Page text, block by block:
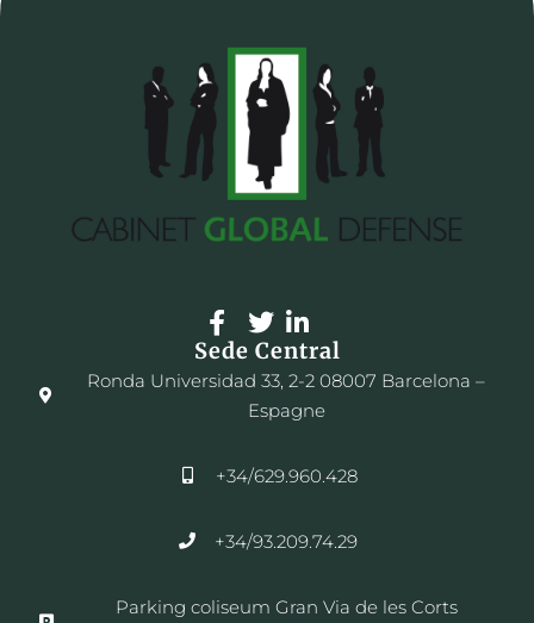
Sede Central
Ronda Universidad 33, 2-2 08007 Barcelona –
Espagne
+34/629.960.428
+34/93.209.74.29
Parking coliseum Gran Via de les Corts